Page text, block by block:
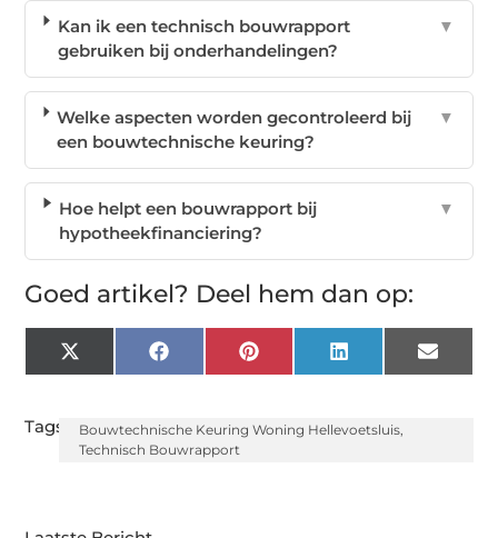
Kan ik een technisch bouwrapport
gebruiken bij onderhandelingen?
▼
Welke aspecten worden gecontroleerd bij
een bouwtechnische keuring?
▼
Hoe helpt een bouwrapport bij
hypotheekfinanciering?
▼
Goed artikel? Deel hem dan op:
X
(Twitter)
FacebookPinterest LinkedIn Email
Tags: Bouwtechnische Keuring Woning Hellevoetsluis,
Technisch Bouwrapport